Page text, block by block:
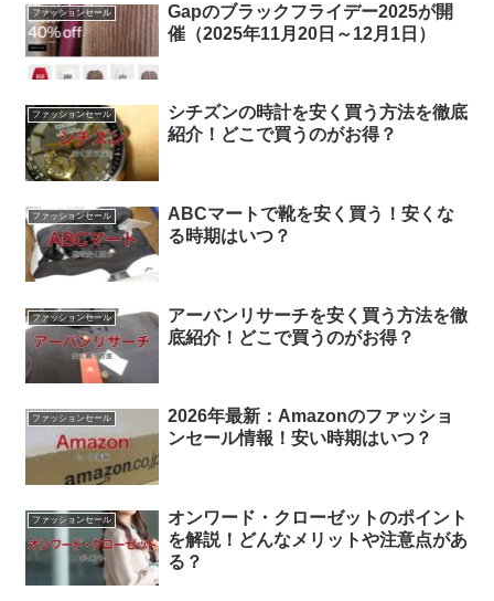
ファッションセール
Gapのブラックフライデー2025が開
催（2025年11月20日～12月1日）
ファッションセール
シチズンの時計を安く買う方法を徹底
紹介！どこで買うのがお得？
ファッションセール
ABCマートで靴を安く買う！安くな
る時期はいつ？
ファッションセール
アーバンリサーチを安く買う方法を徹
底紹介！どこで買うのがお得？
ファッションセール
2026年最新：Amazonのファッショ
ンセール情報！安い時期はいつ？
ファッションセール
オンワード・クローゼットのポイント
を解説！どんなメリットや注意点があ
る？